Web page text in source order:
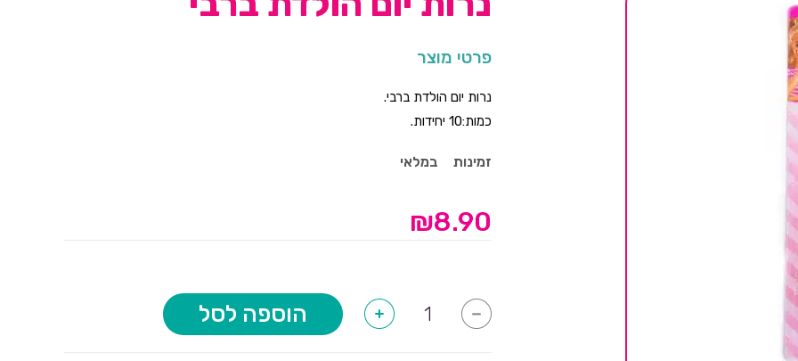
פרטי מוצר
נרות יום הולדת ברבי.
כמות:10 יחידות.
זמינות במלאי
₪8.90
-
של
+ הוספה לסל